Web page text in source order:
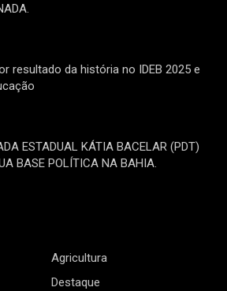
resultado da história no IDEB 2025 e
ESTADUAL KÁTIA BACELAR (PDT)
BASE POLÍTICA NA BAHIA.
Agricultura
Destaque